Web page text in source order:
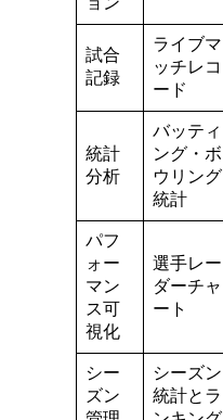
試合
記録
ライブマ
ッチレコ
ード
統計
分析
バッティ
ング・ボ
ウリング
統計
パフ
ォー
マン
ス可
視化
選手レー
ダーチャ
ート
シー
ズン
シーズン
統計とラ